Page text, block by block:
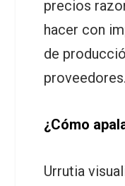
precios
hacer con
de
proveedores.
¿Cómo
Urrutia